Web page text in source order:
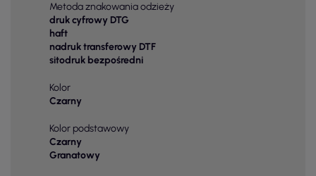
Metoda znakowania odzieży
druk cyfrowy DTG
haft
nadruk transferowy DTF
sitodruk bezpośredni
Kolor
Czarny
Kolor podstawowy
Czarny
Granatowy